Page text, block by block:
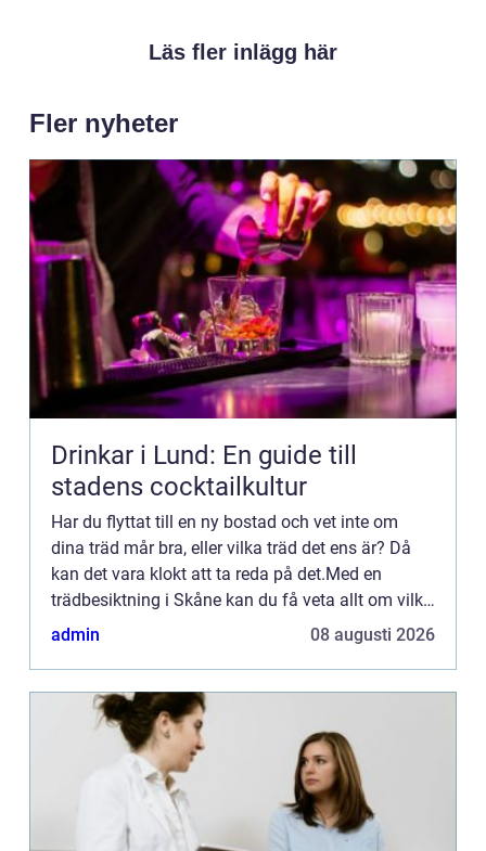
Läs fler inlägg här
Fler nyheter
Drinkar i Lund: En guide till
stadens cocktailkultur
Har du flyttat till en ny bostad och vet inte om
dina träd mår bra, eller vilka träd det ens är? Då
kan det vara klokt att ta reda på det.Med en
trädbesiktning i Skåne kan du få veta allt om vilka
tr&...
admin 08 augusti 2026